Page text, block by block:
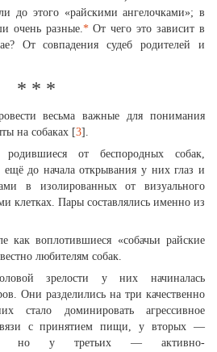
до этого «райскими ангелочками»; в
очень разные.*От чего это зависит в
От совпадения судеб родителей и
* * *
весьма важные для понимания
на собаках [3].
от беспородных собак,
до начала открывания у них глаз и
в изолированных от визуального
клетках. Пары составлялись именно из
как воплотившиеся «собачьи райские
любителям собак.
зрелости у них начиналась
Они разделились на три качественно
стало доминировать агрессивное
с принятием пищи, у вторых —
но у третьих — активно-